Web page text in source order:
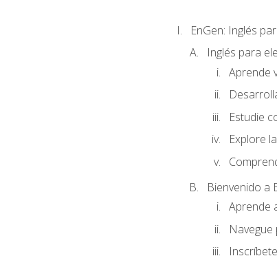
EnGen: Inglés
Inglés para
Aprende
Estudie
Explore
Bienvenido a
Aprende